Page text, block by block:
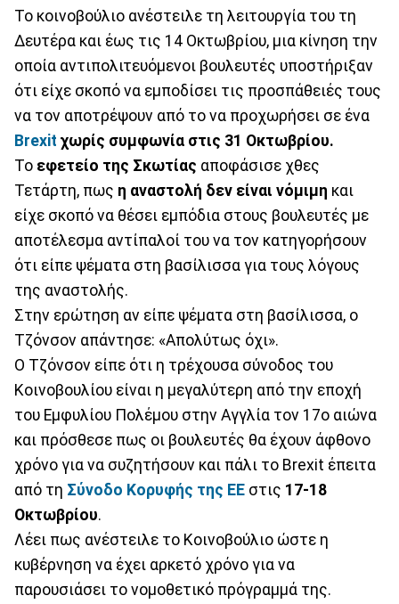
Το κοινοβούλιο ανέστειλε τη λειτουργία του τη
Δευτέρα και έως τις 14 Οκτωβρίου, μια κίνηση την
οποία αντιπολιτευόμενοι βουλευτές υποστήριξαν
ότι είχε σκοπό να εμποδίσει τις προσπάθειές τους
να τον αποτρέψουν από το να προχωρήσει σε ένα
Brexit χωρίς συμφωνία στις 31 Οκτωβρίου.
Το εφετείο της Σκωτίας αποφάσισε χθες
Τετάρτη, πως η αναστολή δεν είναι νόμιμη και
είχε σκοπό να θέσει εμπόδια στους βουλευτές με
αποτέλεσμα αντίπαλοί του να τον κατηγορήσουν
ότι είπε ψέματα στη βασίλισσα για τους λόγους
της αναστολής.
Στην ερώτηση αν είπε ψέματα στη βασίλισσα, ο
Τζόνσον απάντησε: «Απολύτως όχι».
Ο Τζόνσον είπε ότι η τρέχουσα σύνοδος του
Κοινοβουλίου είναι η μεγαλύτερη από την εποχή
του Εμφυλίου Πολέμου στην Αγγλία τον 17ο αιώνα
και πρόσθεσε πως οι βουλευτές θα έχουν άφθονο
χρόνο για να συζητήσουν και πάλι το Brexit έπειτα
από τη Σύνοδο Κορυφής της ΕΕ στις 17-18
Οκτωβρίου.
Λέει πως ανέστειλε το Κοινοβούλιο ώστε η
κυβέρνηση να έχει αρκετό χρόνο για να
παρουσιάσει το νομοθετικό πρόγραμμά της.